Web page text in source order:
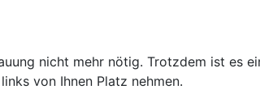
nicht mehr nötig. Trotzdem ist es
von Ihnen Platz nehmen.